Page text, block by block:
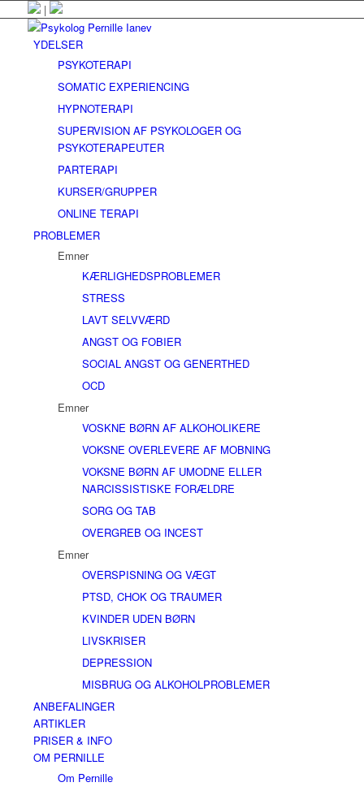
|
YDELSER
PSYKOTERAPI
SOMATIC EXPERIENCING
HYPNOTERAPI
SUPERVISION AF PSYKOLOGER OG
PSYKOTERAPEUTER
PARTERAPI
KURSER/GRUPPER
ONLINE TERAPI
PROBLEMER
Emner
KÆRLIGHEDSPROBLEMER
STRESS
LAVT SELVVÆRD
ANGST OG FOBIER
SOCIAL ANGST OG GENERTHED
OCD
Emner
VOSKNE BØRN AF ALKOHOLIKERE
VOKSNE OVERLEVERE AF MOBNING
VOKSNE BØRN AF UMODNE ELLER
NARCISSISTISKE FORÆLDRE
SORG OG TAB
OVERGREB OG INCEST
Emner
OVERSPISNING OG VÆGT
PTSD, CHOK OG TRAUMER
KVINDER UDEN BØRN
LIVSKRISER
DEPRESSION
MISBRUG OG ALKOHOLPROBLEMER
ANBEFALINGER
ARTIKLER
PRISER & INFO
OM PERNILLE
Om Pernille